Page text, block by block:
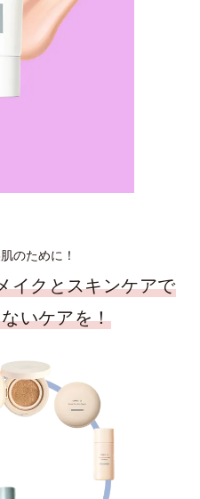
のために！
イクとスキンケアで
いケアを！